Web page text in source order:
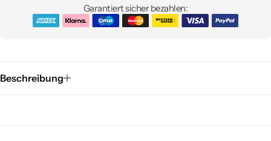
Garantiert sicher bezahlen:
Beschreibung